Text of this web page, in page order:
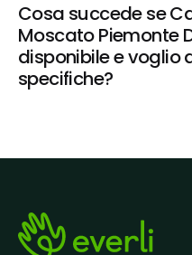
Cosa succede se
Moscato Piemonte
disponibile e voglio
specifiche?